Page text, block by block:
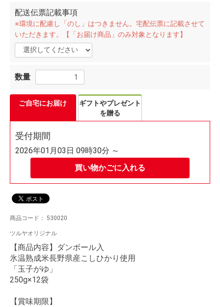
配送伝票記載事項
※環境に配慮し「のし」はつきません。宅配伝票に記載させて
いただきます。【「お届け商品」のみ対象となります】
数量
ご自宅にお届け
ギフトやプレゼント
を贈る
買い物かごに入れる
受付期間
2026年01月03日 09時30分 ～
商品コード： 530020
ツルヤオリジナル
【商品内容】ダンボール入
氷温熟成米長野県産こしひかり使用
「玉子がゆ」
250g×12袋
【賞味期限】